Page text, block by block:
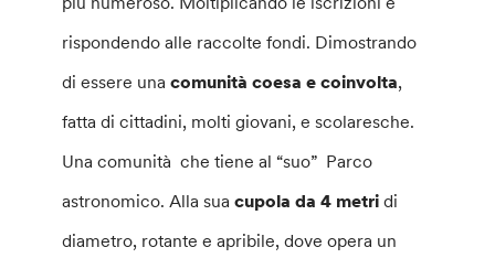
rispondendo alle raccolte fondi. Dimostrando
di essere unacomunità coesa e coinvolta,
fatta di cittadini, molti giovani, e scolaresche.
Una comunità che tiene al “suo” Parco
astronomico. Alla suacupola da 4 metridi
diametro, rotante e apribile, dove opera un